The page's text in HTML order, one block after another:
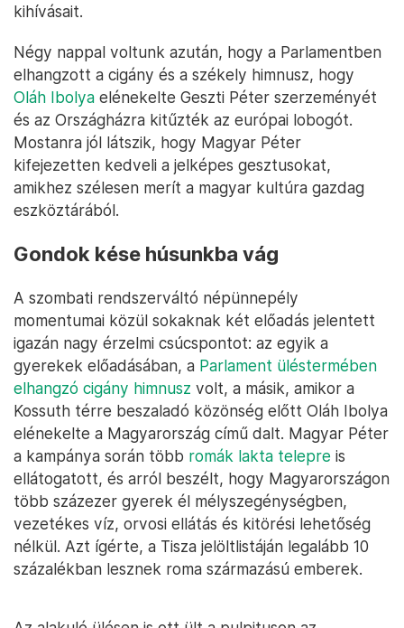
kihívásait.
Négy nappal voltunk azután, hogy a Parlamentben
elhangzott a cigány és a székely himnusz, hogy
Oláh Ibolya elénekelte Geszti Péter szerzeményét
és az Országházra kitűzték az európai lobogót.
Mostanra jól látszik, hogy Magyar Péter
kifejezetten kedveli a jelképes gesztusokat,
amikhez szélesen merít a magyar kultúra gazdag
eszköztárából.
Gondok kése húsunkba vág
A szombati rendszerváltó népünnepély
momentumai közül sokaknak két előadás jelentett
igazán nagy érzelmi csúcspontot: az egyik a
gyerekek előadásában, a Parlament üléstermében
elhangzó cigány himnusz volt, a másik, amikor a
Kossuth térre beszaladó közönség előtt Oláh Ibolya
elénekelte a Magyarország című dalt. Magyar Péter
a kampánya során több romák lakta telepre is
ellátogatott, és arról beszélt, hogy Magyarországon
több százezer gyerek él mélyszegénységben,
vezetékes víz, orvosi ellátás és kitörési lehetőség
nélkül. Azt ígérte, a Tisza jelöltlistáján legalább 10
százalékban lesznek roma származású emberek.